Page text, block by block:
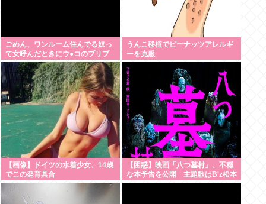
ごめん、ワンルーム住んでる奴っ
て女呼んだときにウ●コのブリブ
リ音どうしてんの？？
うんこ移植でピーナッツアレルギ
ーを克服
【画像】ドイツの水着少女、14歳
でこの発育具合
【困惑】映画「八つ墓村」、不穏
な本予告を公開 主題歌はB'z松本
率いるTMG